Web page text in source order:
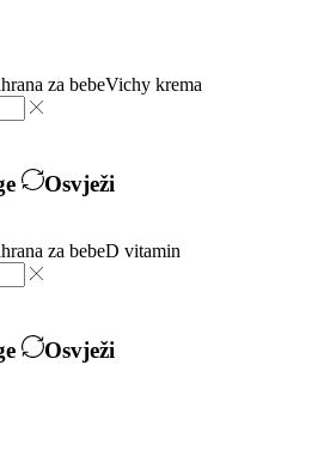
hrana za bebeVichy krema
Osvježi
hrana za bebeD vitamin
Osvježi